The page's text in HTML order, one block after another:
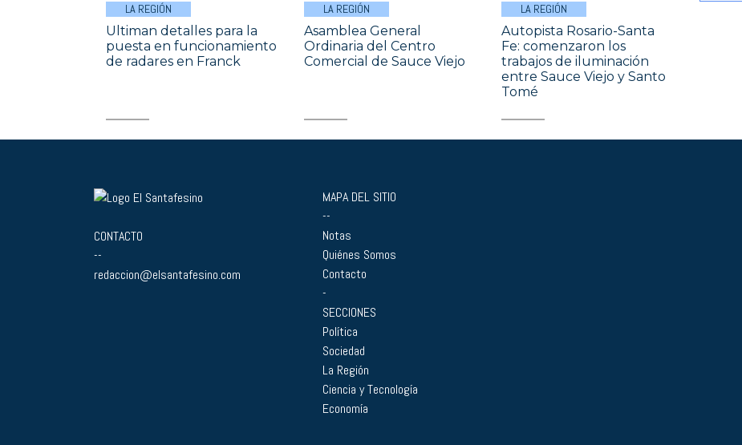
LA REGIÓN
Ultiman detalles para la
puesta en funcionamiento
de radares en Franck
LA REGIÓN
Asamblea General
Ordinaria del Centro
Comercial de Sauce Viejo
LA REGIÓN
Autopista Rosario-Santa
Fe: comenzaron los
trabajos de iluminación
entre Sauce Viejo y Santo
Tomé
CONTACTO
--
redaccion@elsantafesino.com
MAPA DEL SITIO
--
Notas
Quiénes Somos
Contacto
-
SECCIONES
Política
Sociedad
La Región
Ciencia y Tecnología
Economía